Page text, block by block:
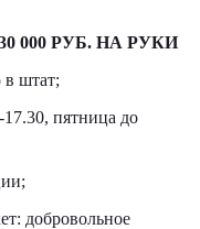
000 РУБ. НА РУКИ
в штат;
пятница до
добровольное